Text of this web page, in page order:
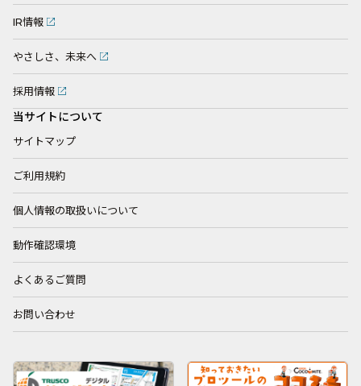
IR情報
やさしさ、未来へ
採用情報
当サイトについて
サイトマップ
ご利用規約
個人情報の取扱いについて
動作確認環境
よくあるご質問
お問い合わせ